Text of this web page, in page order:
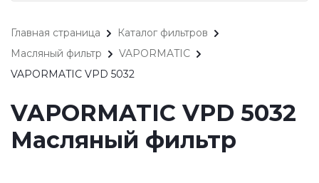
Главная страница
Каталог фильтров
Масляный фильтр
VAPORMATIC
VAPORMATIC VPD 5032
VAPORMATIC VPD 5032
Масляный фильтр